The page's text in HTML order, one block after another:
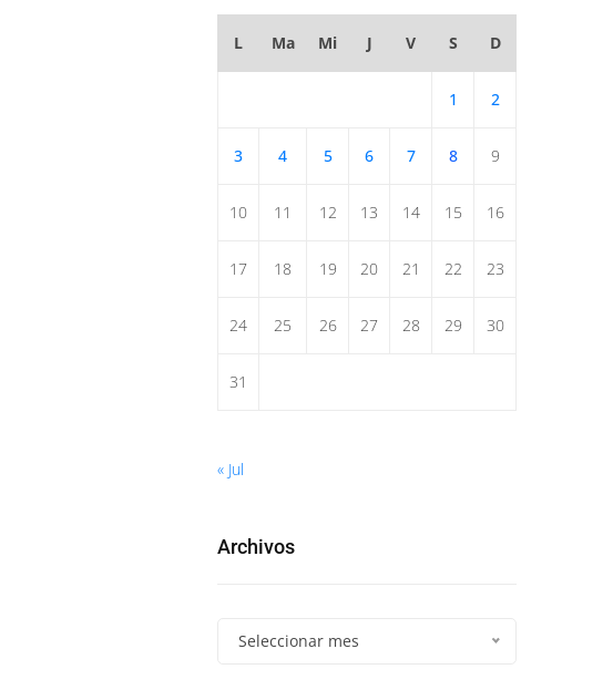
L Ma Mi J V S D
1 2
3 4 5 6 7 8 9
10 11 12 13 14 15 16
17 18 19 20 21 22 23
24 25 26 27 28 29 30
31
« Jul
Archivos
Seleccionar mes